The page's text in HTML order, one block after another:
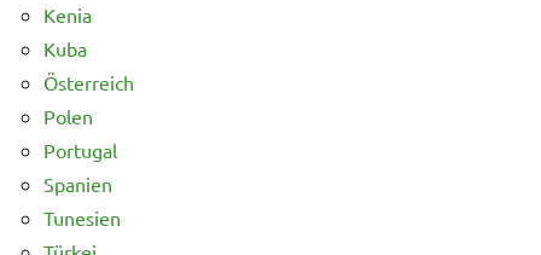
Kenia
Kuba
Österreich
Polen
Portugal
Spanien
Tunesien